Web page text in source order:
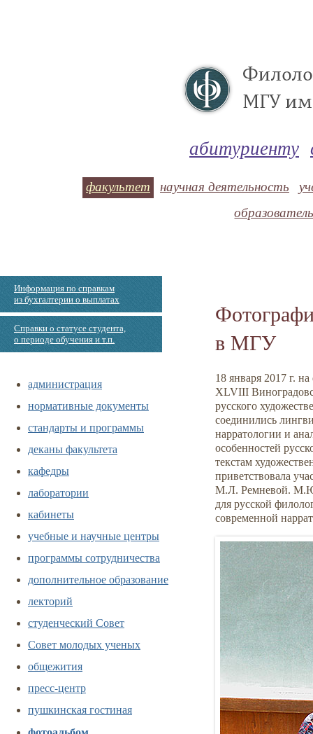
абитуриенту
факультет научная деятельность
Информация по справкам
из бухгалтерии о выплатах
Справки о статусе студента,
о периоде обучения и т.п.
администрация
нормативные документы
стандарты и программы
деканы факультета
кафедры
лаборатории
кабинеты
учебные и научные центры
программы сотрудничества
дополнительное образование
лекторий
студенческий Совет
Совет молодых ученых
общежития
пресс-центр
пушкинская гостиная
в МГУ
18 января 2017 г.
XLVIII
русского
соединились
нарратологии и
особенностей
текстам
приветствовала
М.Л. Ремневой. М.Ю.
для русской
современной